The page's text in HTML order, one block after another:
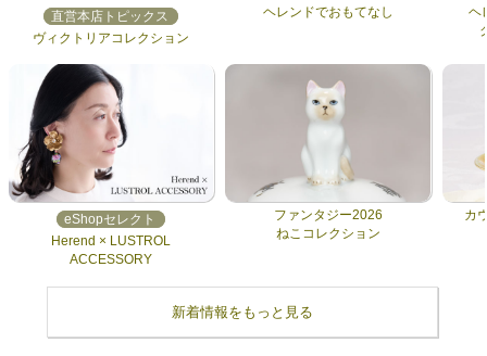
直営本店トピックス
ヴィクトリアコレクション
eShopセレクト
Herend × LUSTROL
ACCESSORY
ヘレンドでおもてなし
ファンタジー2026
ねこコレクション
ヘ
カ
新着情報をもっと見る